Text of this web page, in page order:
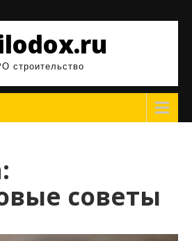
строительство
советы